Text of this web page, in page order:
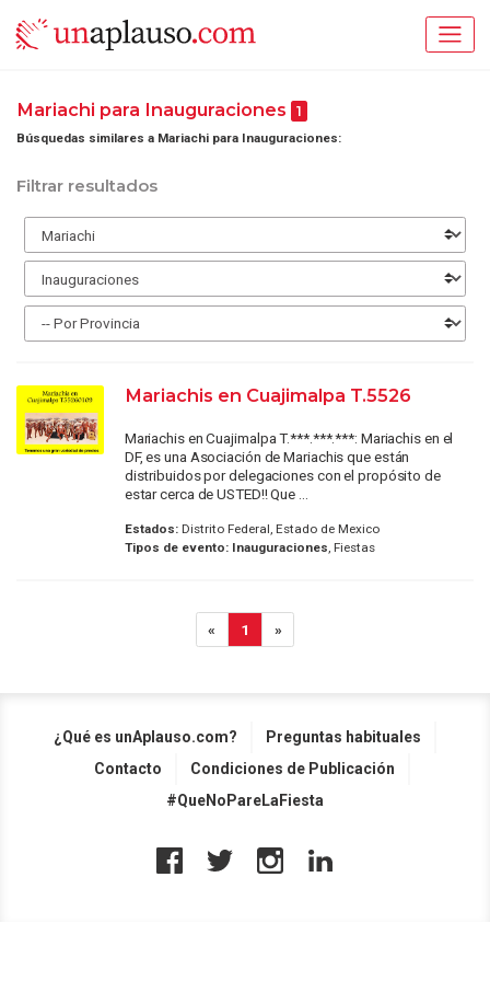
Mariachi para Inauguraciones 1
Búsquedas similares a Mariachi para Inauguraciones:
Filtrar resultados
Mariachis en Cuajimalpa T.5526
Mariachis en Cuajimalpa T.***.***.***: Mariachis en el
DF, es una Asociación de Mariachis que están
distribuidos por delegaciones con el propósito de
estar cerca de USTED!! Que ...
Estados:Distrito Federal, Estado de Mexico
Tipos de evento: Inauguraciones, Fiestas
« 1 »
¿Qué es unAplauso.com?
Preguntas habituales
Contacto
Condiciones de Publicación
#QueNoPareLaFiesta